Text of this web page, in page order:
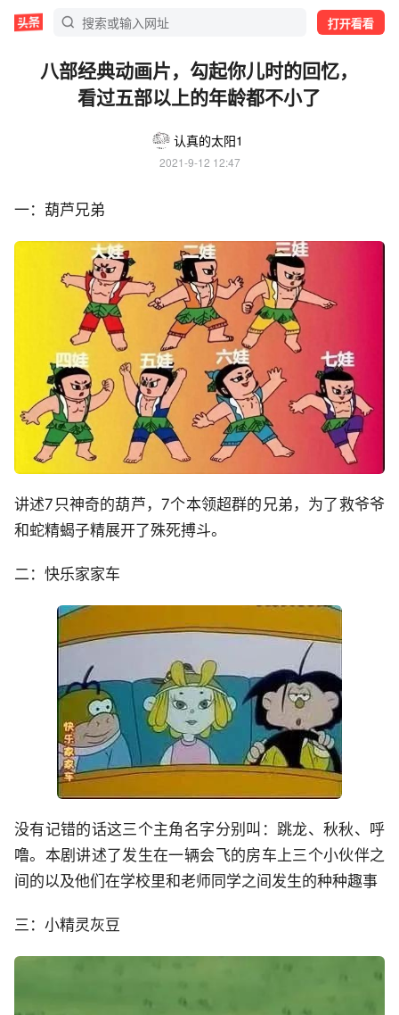
打开看看
八部经典动画片，勾起你儿时的回忆，
看过五部以上的年龄都不小了
认真的太阳1
2021-9-12 12:47
一：葫芦兄弟
讲述7只神奇的葫芦，7个本领超群的兄弟，为了救爷爷
和蛇精蝎子精展开了殊死搏斗。
二：快乐家家车
没有记错的话这三个主角名字分别叫：跳龙、秋秋、呼
噜。本剧讲述了发生在一辆会飞的房车上三个小伙伴之
间的以及他们在学校里和老师同学之间发生的种种趣事
三：小精灵灰豆